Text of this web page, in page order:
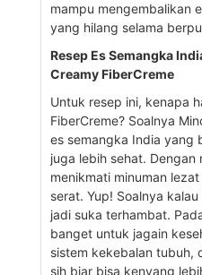
mampu mengembalikan
yang hilang selama
Resep Es Semangka
Creamy FiberCreme
Untuk resep ini, kenapa
FiberCreme? Soalnya
es semangka India yang
juga lebih sehat. Dengan
menikmati minuman
serat. Yup! Soalnya
jadi suka terhambat.
banget untuk jagain
sistem kekebalan tubuh,
sih biar bisa kenyang